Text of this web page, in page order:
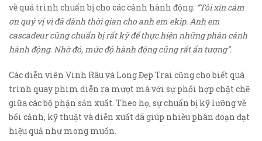
về quá trình chuẩn bị cho các cảnh hành động: “Tôi xin cám
ơn quý vị vì đã dành thời gian cho anh em ekip. Anh em
cascadeur cũng chuẩn bị rất kỹ để thực hiện những phân cảnh
hành động. Nhờ đó, mức độ hành động cũng rất ấn tượng”.
Các diễn viên Vinh Râu và Long Đẹp Trai cũng cho biết quá
trình quay phim diễn ra mượt mà với sự phối hợp chặt chẽ
giữa các bộ phận sản xuất. Theo họ, sự chuẩn bị kỹ lưỡng về
bối cảnh, kỹ thuật và diễn xuất đã giúp nhiều phân đoạn đạt
hiệu quả như mong muốn.